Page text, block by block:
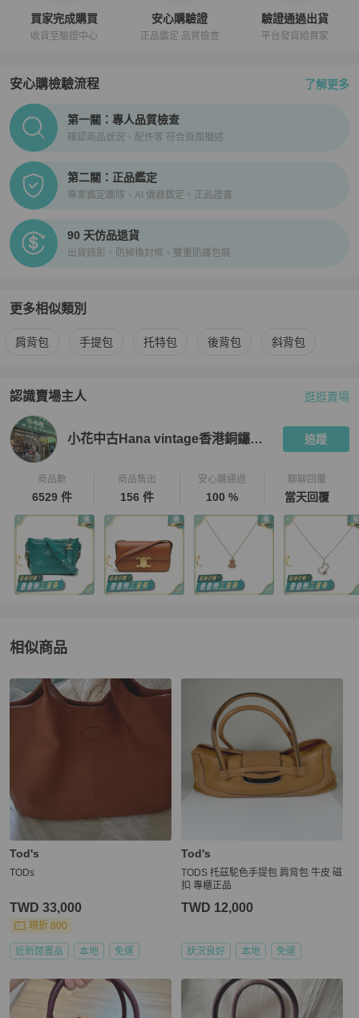
買家完成購買
收貨至驗證中心
安心購驗證
正品鑑定 品質檢查
驗證通過出貨
平台發貨給買家
安心購檢驗流程 了解更多
PopChill拍拍圈正品驗證、安心購檢驗流程介紹
第一關：專人品質檢查
確認商品狀況、配件等 符合頁面描述
第二關：正品鑑定
專業鑑定團隊、AI 儀器鑑定、正品證書
90 天仿品退貨
出貨錄影、防掉換封條、雙重防護包裝
更多相似類別
更多Tod's 相似商品推薦
肩背包 手提包 托特包 後背包 斜背包
認識賣場主人
PopChill 拍拍圈嚴選賣家 小花中古Hana vintage香港銅鑼灣店
逛逛賣場
小花中古Hana vintage香港銅鑼灣店 追蹤
商品數
6529 件
商品售出
156 件
安心購通過
100 %
聊聊回覆
當天回覆
相似商品
更多相似Tod's女包推薦精品
Tod's
TODs
TWD 33,000
現折 800
近新閒置品 本地 免運
Tod's
TODS 托茲駝色手提包 肩背包 牛皮 磁
扣 專櫃正品
TWD 12,000
狀況良好 本地 免運